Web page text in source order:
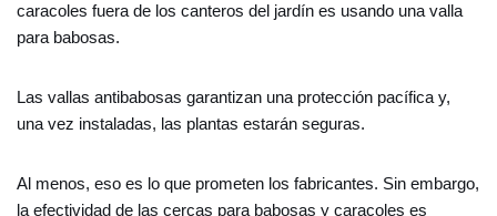
caracoles fuera de los canteros del jardín es usando una valla
para babosas.
Las vallas antibabosas garantizan una protección pacífica y,
una vez instaladas, las plantas estarán seguras.
Al menos, eso es lo que prometen los fabricantes. Sin embargo,
la efectividad de las cercas para babosas y caracoles es